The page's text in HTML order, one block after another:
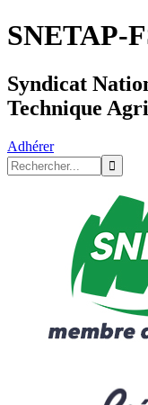
SNETAP-
Syndicat
Technique
Adhérer